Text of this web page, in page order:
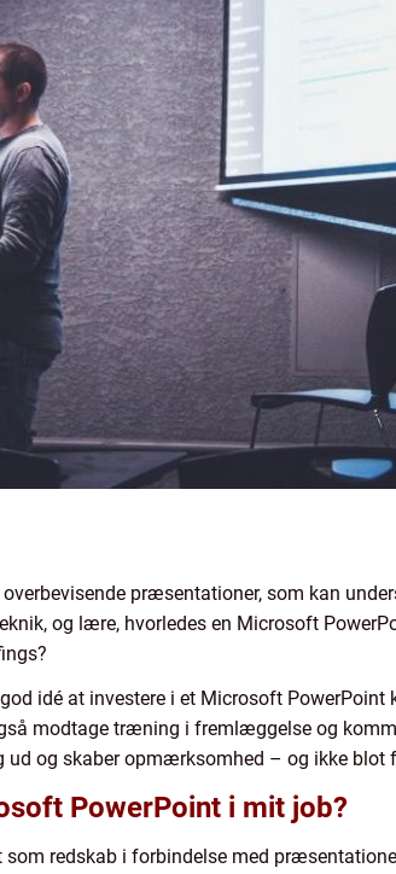
præsentationer, som kan
og lære, hvorledes en Microsoft
idé at investere i et Microsoft
modtage træning i fremlæggelse og
ud og skaber opmærksomhed – og ikke blot
PowerPoint i mit job?
redskab i forbindelse med